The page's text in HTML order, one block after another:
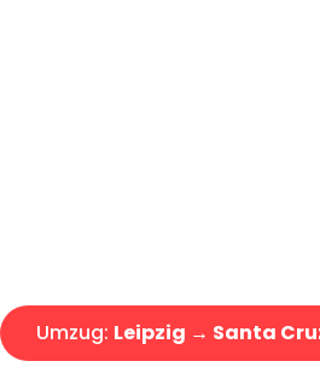
Umzug: Leipzig → Santa